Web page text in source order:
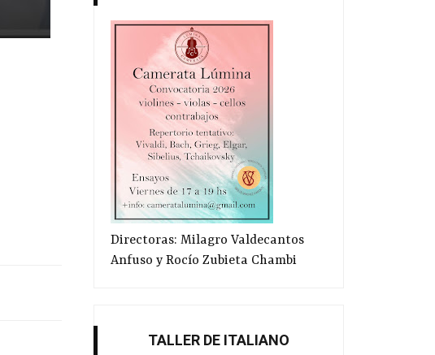
Directoras: Milagro Valdecantos
Anfuso y Rocío Zubieta Chambi
TALLER DE ITALIANO